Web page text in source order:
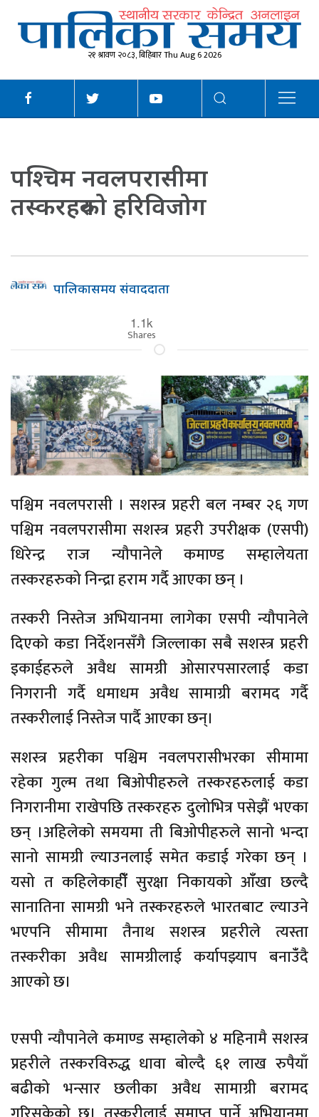
२१ श्रावण २०८३, बिहिबार Thu Aug 6 2026
पश्चिम नवलपरासीमा
तस्करहरुको हरिविजोग
पालिकासमय संवाददाता
1.1k
Shares
पश्चिम नवलपरासी । सशस्त्र प्रहरी बल नम्बर २६ गण
पश्चिम नवलपरासीमा सशस्त्र प्रहरी उपरीक्षक (एसपी)
धिरेन्द्र राज न्यौपानेले कमाण्ड सम्हालेयता
तस्करहरुको निन्द्रा हराम गर्दै आएका छन् ।
तस्करी निस्तेज अभियानमा लागेका एसपी न्यौपानेले
दिएको कडा निर्देशनसँगै जिल्लाका सबै सशस्त्र प्रहरी
इकाईहरुले अवैध सामग्री ओसारपसारलाई कडा
निगरानी गर्दै धमाधम अवैध सामाग्री बरामद गर्दै
तस्करीलाई निस्तेज पार्दै आएका छन्।
सशस्त्र प्रहरीका पश्चिम नवलपरासीभरका सीमामा
रहेका गुल्म तथा बिओपीहरुले तस्करहरुलाई कडा
निगरानीमा राखेपछि तस्करहरु दुलोभित्र पसेझैं भएका
छन् ।अहिलेको समयमा ती बिओपीहरुले सानो भन्दा
सानो सामग्री ल्याउनलाई समेत कडाई गरेका छन् ।
यसो त कहिलेकाहींँ सुरक्षा निकायको आँँखा छल्दै
सानातिना सामग्री भने तस्करहरुले भारतबाट ल्याउने
भएपनि सीमामा तैनाथ सशस्त्र प्रहरीले त्यस्ता
तस्करीका अवैध सामग्रीलाई कर्यापझ्याप बनाउंँदै
आएको छ।
एसपी न्यौपानेले कमाण्ड सम्हालेको ४ महिनामै सशस्त्र
प्रहरीले तस्करविरुद्ध धावा बोल्दै ६१ लाख रुपैयाँ
बढीको भन्सार छलीका अवैध सामाग्री बरामद